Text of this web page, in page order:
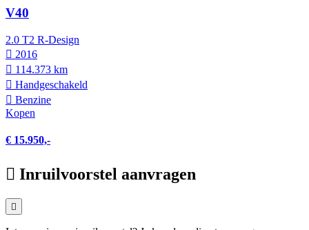
V40
2.0 T2 R-Design
2016
114.373 km
Hand­geschakeld
Benzine
Kopen
€ 15.950,-
Inruilvoorstel aanvragen